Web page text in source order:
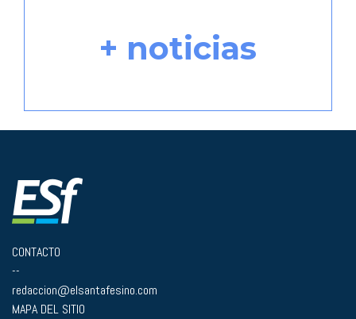
+ noticias
CONTACTO
--
redaccion@elsantafesino.com
MAPA DEL SITIO